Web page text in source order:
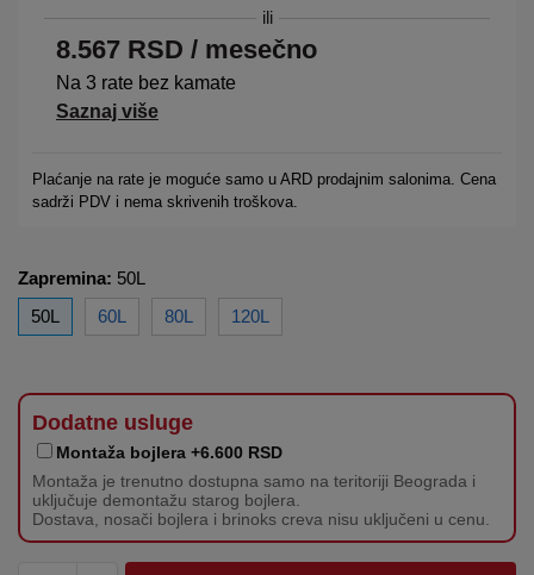
ili
8.567 RSD / mesečno
Na 3 rate bez kamate
Saznaj više
Plaćanje na rate je moguće samo u ARD prodajnim salonima. Cena
sadrži PDV i nema skrivenih troškova.
Zapremina: 50L
50L
60L 80L 120L
Dodatne usluge
Montaža bojlera +6.600 RSD
Montaža je trenutno dostupna samo na teritoriji Beograda i
uključuje demontažu starog bojlera.
Dostava, nosači bojlera i brinoks creva nisu uključeni u cenu.